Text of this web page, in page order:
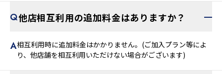
他店相互利用の追加料金はありますか？
相互利用時に追加料金はかかりません。(ご加入プラン等によ
り、他店舗を相互利用いただけない場合がございます)